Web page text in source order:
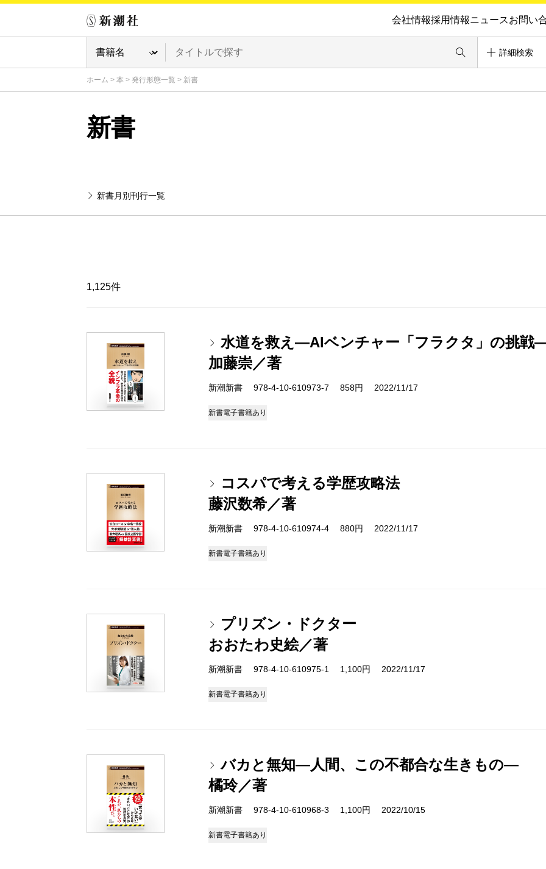
会社情報採用情報ニュースお問い
詳細検索
ホーム > 本 > 発行形態一覧 > 新書
新書
新書月別刊行一覧
1,125件
水道を救え―AIベンチャー「フラクタ」の挑戦
加藤崇／著
新潮新書 978-4-10-610973-7 858円 2022/11/17
新書電子書籍あり
コスパで考える学歴攻略法
藤沢数希／著
新潮新書 978-4-10-610974-4 880円 2022/11/17
新書電子書籍あり
プリズン・ドクター
おおたわ史絵／著
新潮新書 978-4-10-610975-1 1,100円 2022/11/17
新書電子書籍あり
バカと無知―人間、この不都合な生きもの―
橘玲／著
新潮新書 978-4-10-610968-3 1,100円 2022/10/15
新書電子書籍あり